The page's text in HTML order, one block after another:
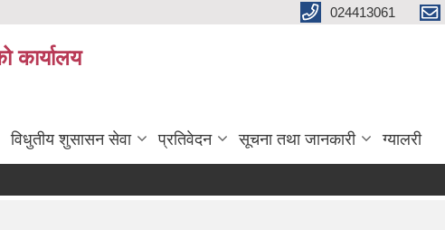
024413061
कार्यालय
विधुतीय शुसासन सेवा प्रतिवेदन सूचना तथा जानकारी ग्यालरी